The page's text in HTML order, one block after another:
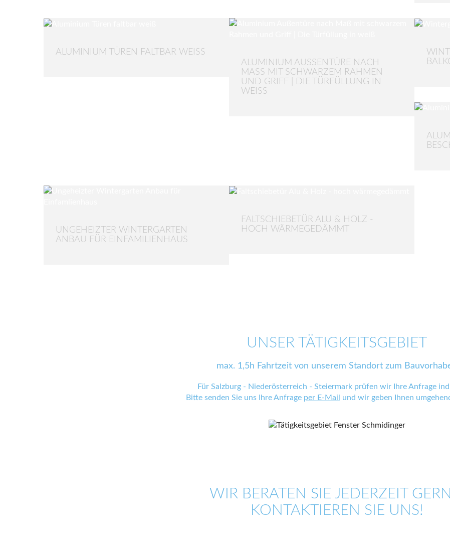
ALUMINIUM TÜREN FALTBAR WEISS
ALUMINIUM AUSSENTÜRE NACH M
ASS MIT SCHWARZEM RAHMEN UN
D GRIFF | DIE TÜRFÜLLUNG IN WE
ISS
UNGEHEIZTER WINTERGARTEN
ANBAU FÜR EINFAMILIENHAUS
FALTSCHIEBETÜR ALU & HOLZ -
HOCH WÄRMEGEDÄMMT
UNSER TÄTIGKEITSGEBIET
max. 1,5h Fahrtzeit von unserem Standort zum
Für Salzburg - Niederösterreich - Steiermark prüfen wir Ihre Anfrage
Bitte senden Sie uns Ihre Anfrage per E-Mail und wir geben Ihnen
WIR BERATEN SIE JEDERZEIT
KONTAKTIEREN SIE UNS!